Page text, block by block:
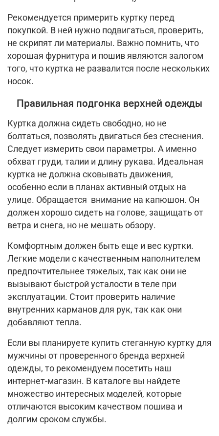
Рекомендуется примерить куртку перед
покупкой. В ней нужно подвигаться, проверить,
не скрипят ли материалы. Важно помнить, что
хорошая фурнитура и пошив являются залогом
того, что куртка не развалится после нескольких
носок.
Правильная подгонка верхней одежды
Куртка должна сидеть свободно, но не
болтаться, позволять двигаться без стеснения.
Следует измерить свои параметры. А именно
обхват груди, талии и длину рукава. Идеальная
куртка не должна сковывать движения,
особенно если в планах активный отдых на
улице. Обращается внимание на капюшон. Он
должен хорошо сидеть на голове, защищать от
ветра и снега, но не мешать обзору.
Комфортным должен быть еще и вес куртки.
Легкие модели с качественным наполнителем
предпочтительнее тяжелых, так как они не
вызывают быстрой усталости в теле при
эксплуатации. Стоит проверить наличие
внутренних карманов для рук, так как они
добавляют тепла.
Если вы планируете купить стеганную куртку для
мужчины от проверенного бренда верхней
одежды, то рекомендуем посетить наш
интернет-магазин. В каталоге вы найдете
множество интересных моделей, которые
отличаются высоким качеством пошива и
долгим сроком службы.